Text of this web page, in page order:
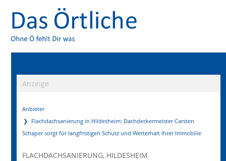
Anzeige
Anbieter
Flachdachsanierung in Hildesheim: Dachdeckermeister Carsten
Schaper sorgt für langfristigen Schutz und Werterhalt Ihrer Immobilie
FLACHDACHSANIERUNG, HILDESHEIM